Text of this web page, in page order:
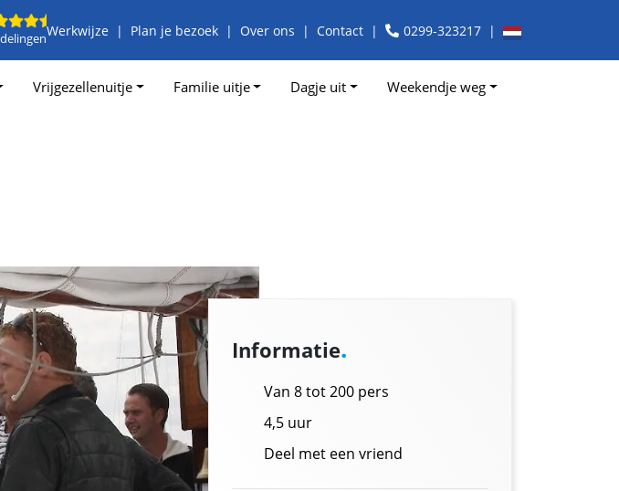
Werkwijze Plan je bezoek Over ons Contact 0299-323217
Vrijgezellenuitje Familie uitje Dagje uit Weekendje weg
Informatie.
Van 8 tot 200 pers
4,5 uur
Deel met een vriend